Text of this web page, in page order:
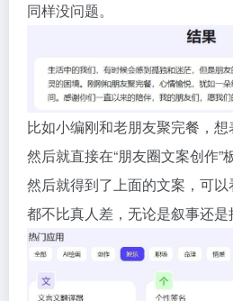
同样没问题。
比如小编刚和老朋友聚完餐，想
然后就直接在“朋友圈文案创作”
然后就得到了上面的文案，可
都不比真人差，无论是叙事还是